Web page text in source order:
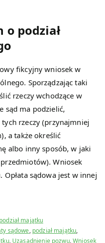
umow
pozwy
,
odwoł
ania,
formul
o podział
fikcyjny wniosek w
Sporządzając taki
rzeczy wchodzące w
sąd ma podzielić,
rzeczy (przynajmniej
a także określić
albo inny sposób, w jaki
Wniosek
Opłata sądowa jest w innej
majątku
sądowe, podział majątku,
, Uzasadnienie pozwu,Wniosek